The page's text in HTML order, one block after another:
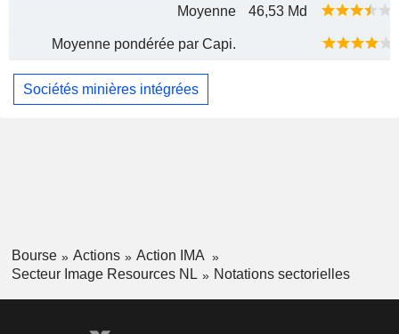
Moyenne 46,53 Md
Moyenne pondérée par Capi.
Sociétés minières intégrées
Bourse Actions
Action IMA
Secteur Image Resources NL
Notations sectorielles